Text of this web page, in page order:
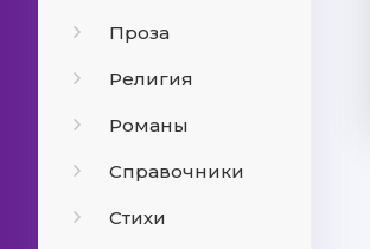
Проза
Религия
Романы
Справочники
Стихи